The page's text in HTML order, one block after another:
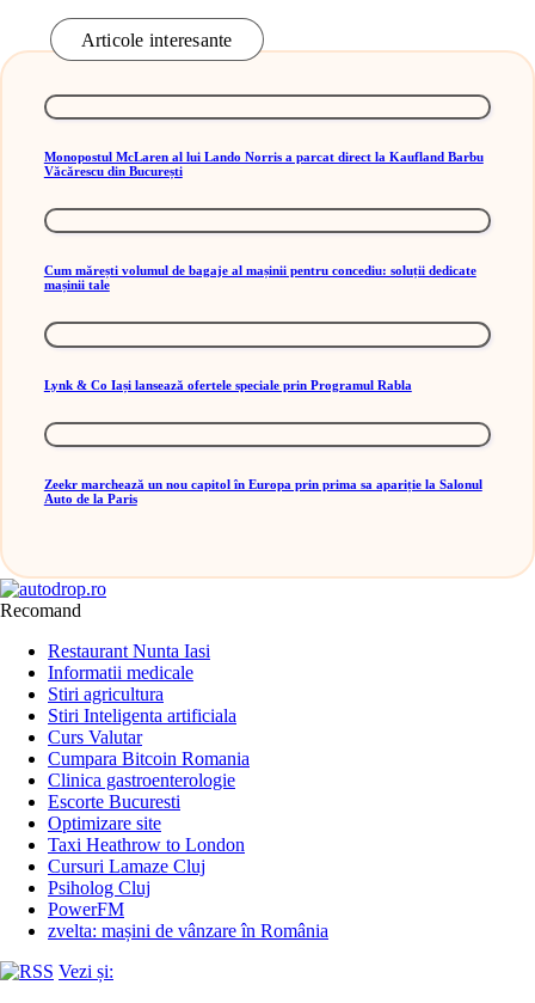
Articole interesante
Monopostul McLaren al lui Lando Norris a parcat direct la Kaufland Barbu
Văcărescu din București
Cum mărești volumul de bagaje al mașinii pentru concediu: soluții dedicate
mașinii tale
Lynk & Co Iași lansează ofertele speciale prin Programul Rabla
Zeekr marchează un nou capitol în Europa prin prima sa apariție la Salonul
Auto de la Paris
Recomand
Restaurant Nunta Iasi
Informatii medicale
Stiri agricultura
Stiri Inteligenta artificiala
Curs Valutar
Cumpara Bitcoin Romania
Clinica gastroenterologie
Escorte Bucuresti
Optimizare site
Taxi Heathrow to London
Cursuri Lamaze Cluj
Psiholog Cluj
PowerFM
zvelta: mașini de vânzare în România
Vezi și: